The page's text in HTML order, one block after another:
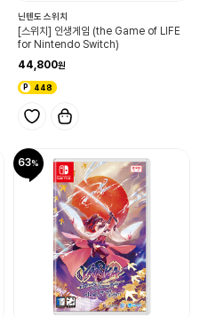
닌텐도 스위치
[스위치] 인생게임 (the Game of LIFE
for Nintendo Switch)
44,800
448
63